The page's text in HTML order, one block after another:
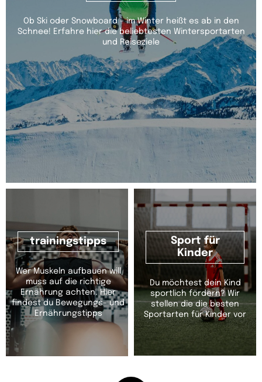
Ob Ski oder Snowboard - im Winter heißt es ab in den
Schnee! Erfahre hier die beliebtesten Wintersportarten
und Reiseziele
trainingstipps
Wer Muskeln aufbauen will
muss auf die richtige
Ernährung achten. Hier
findest du Bewegungs- und
Ernährungstipps
Sport für
Kinder
Du möchtest dein Kind
sportlich fördern? Wir
stellen die die besten
Sportarten für Kinder vor